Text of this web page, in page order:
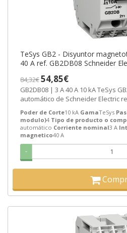
TeSys GB2 - Disyuntor
40 A ref. GB2DB08 Schneider
84,32€54,85€
GB2DB08 | 3 A 40 A 10 kA TeSys GB2 TeSys 4 Interruptor
automático de Schneider Electric
Poder de Corte10 kA GamaTeSys
modulo)4 Tipo de producto o
automático Corriente nominal3 A
magnetico40 A
-